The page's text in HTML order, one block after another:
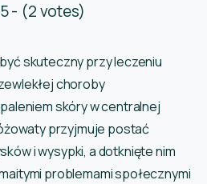
- (2 votes)
skuteczny przy leczeniu
choroby
skóry w centralnej
przyjmuje postać
i wysypki, a dotknięte nim
problemami społecznymi